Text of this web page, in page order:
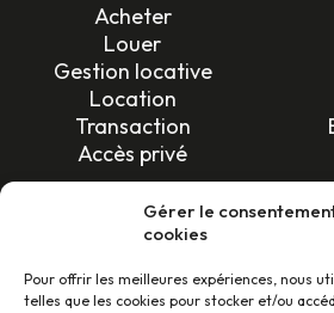
Gérer le
cookies
Pour offrir les meilleures expériences, nous
telles que les cookies pour stocker et/ou
Acheter
Louer
Gestion locative
Location
Transaction
Accès privé
SUIVEZ-